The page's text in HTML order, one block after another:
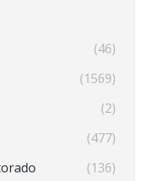
(46)
(1569)
(2)
(477)
(136)